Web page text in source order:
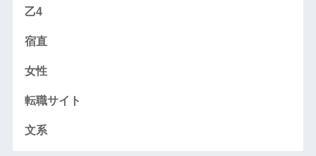
乙4
宿直
女性
転職サイト
文系